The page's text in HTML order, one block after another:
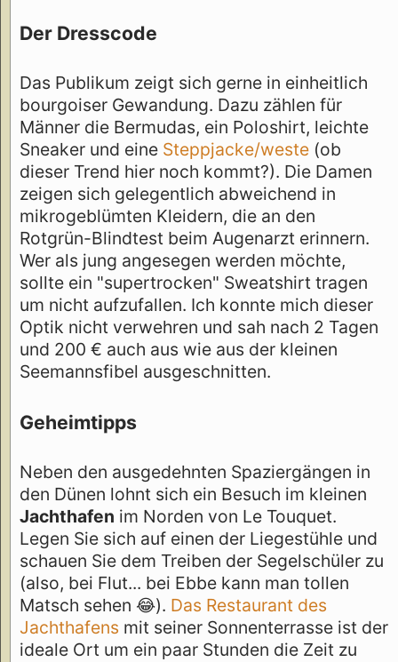
Der Dresscode
Das Publikum zeigt sich gerne in einheitlich
bourgoiser Gewandung. Dazu zählen für
Männer die Bermudas, ein Poloshirt, leichte
Sneaker und eine Steppjacke/weste (ob
dieser Trend hier noch kommt?). Die Damen
zeigen sich gelegentlich abweichend in
mikrogeblümten Kleidern, die an den
Rotgrün-Blindtest beim Augenarzt erinnern.
Wer als jung angesegen werden möchte,
sollte ein "supertrocken" Sweatshirt tragen
um nicht aufzufallen. Ich konnte mich dieser
Optik nicht verwehren und sah nach 2 Tagen
und 200 € auch aus wie aus der kleinen
Seemannsfibel ausgeschnitten.
Geheimtipps
Neben den ausgedehnten Spaziergängen in
den Dünen lohnt sich ein Besuch im kleinen
Jachthafen im Norden von Le Touquet.
Legen Sie sich auf einen der Liegestühle und
schauen Sie dem Treiben der Segelschüler zu
(also, bei Flut... bei Ebbe kann man tollen
Matsch sehen 😂). Das Restaurant des
Jachthafens mit seiner Sonnenterrasse ist der
ideale Ort um ein paar Stunden die Zeit zu